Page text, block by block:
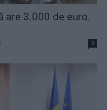
are 3.000 de euro.
3